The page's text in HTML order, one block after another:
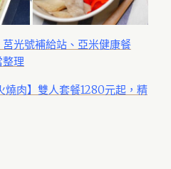
光號補給站、亞米健康餐
理
燒肉】雙人套餐1280元起，精